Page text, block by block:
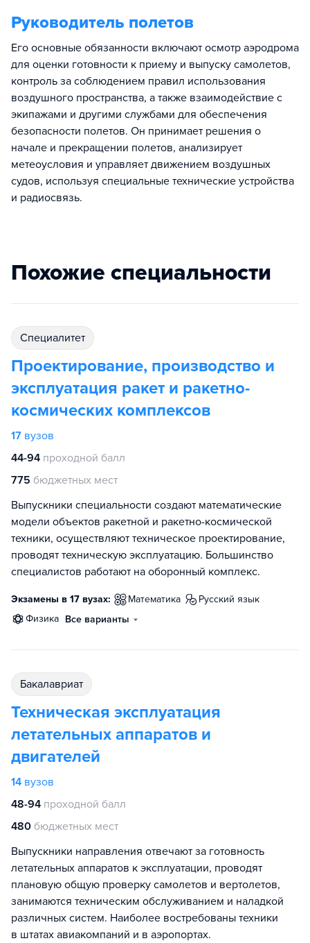
Руководитель полетов
Его основные обязанности включают осмотр аэродрома
для оценки готовности к приему и выпуску самолетов,
контроль за соблюдением правил использования
воздушного пространства, а также взаимодействие с
экипажами и другими службами для обеспечения
безопасности полетов. Он принимает решения о
начале и прекращении полетов, анализирует
метеоусловия и управляет движением воздушных
судов, используя специальные технические устройства
и радиосвязь.
Похожие специальности
специалитет
Проектирование, производство и
эксплуатация ракет и ракетно-
космических комплексов
17 вузов
44-94 проходной балл
775 бюджетных мест
Выпускники специальности создают математические
модели объектов ракетной и ракетно-космической
техники, осуществляют техническое проектирование,
проводят техническую эксплуатацию. Большинство
специалистов работают на оборонный комплекс.
Экзамены в 17 вузах: математика
русский язык
физика Все варианты
бакалавриат
Техническая эксплуатация
летательных аппаратов и
двигателей
14 вузов
48-94 проходной балл
480 бюджетных мест
Выпускники направления отвечают за готовность
летательных аппаратов к эксплуатации, проводят
плановую общую проверку самолетов и вертолетов,
занимаются техническим обслуживанием и наладкой
различных систем. Наиболее востребованы техники
в штатах авиакомпаний и в аэропортах.